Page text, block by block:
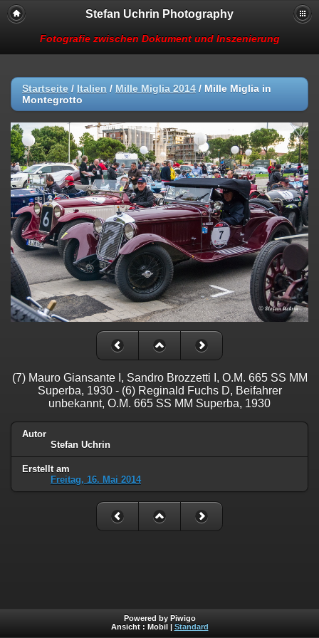
Stefan Uchrin Photography
Fotografie zwischen Dokument und Inszenierung
Startseite / Italien / Mille Miglia 2014 / Mille Miglia in
Montegrotto
(7) Mauro Giansante I, Sandro Brozzetti I, O.M. 665 SS MM
Superba, 1930 - (6) Reginald Fuchs D, Beifahrer
unbekannt, O.M. 665 SS MM Superba, 1930
Autor
Stefan Uchrin
Erstellt am
Freitag, 16. Mai 2014
Powered by Piwigo
Ansicht : Mobil Standard